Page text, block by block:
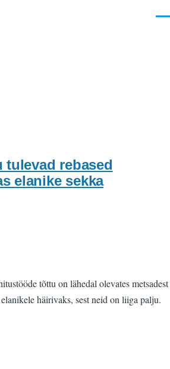
tulevad rebased
elanike sekka
tõttu on lähedal olevates metsadest
häirivaks, sest neid on liiga palju.